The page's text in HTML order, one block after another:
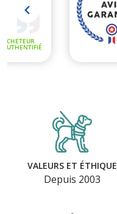
VALEURS ET ÉTHIQUE
Depuis 2003